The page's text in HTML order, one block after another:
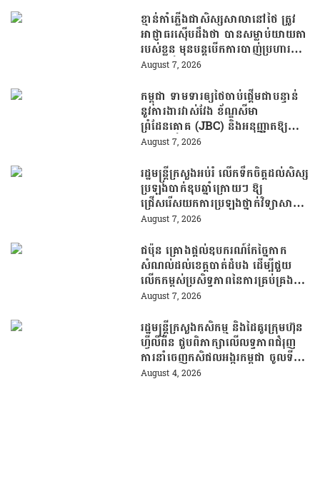
ខ្មាន់កាំភ្លើងជាសិស្សសាលានៅថៃ ត្រូវ
អាជ្ញាធរស៊ើបដឹងថា បានសម្លាប់យាយតា
របស់ខ្លួន មុនបន្តបើកការបាញ់ប្រហារនៅ
សាលារៀន
August 7, 2026
កម្ពុជា ទាមទារឲ្យថៃចាប់ផ្តើមជាបន្ទាន់
នូវការងារវាស់វែង ខ័ណ្ឌសីមា
ព្រំដែនគោគ (JBC) និងអនុញ្ញាតឱ្យ
ពលរដ្ឋភៀសសឹកវិលទៅលំនៅឋានវិញ
August 7, 2026
រដ្ឋមន្រ្តីក្រសួងអប់រំ លើកទឹកចិត្តដល់សិស្ស
ប្រឡងបាក់ឌុបឆ្នាំក្រោយៗ ឱ្យ
ជ្រើសរើសយកការប្រឡងថ្នាក់វិទ្យាសាស្ត្រ
ដើម្បីឆ្លើយតបទៅនឹងតម្រូវការធនធាន
August 7, 2026
ជប៉ុន គ្រោងផ្តល់ឧបករណ៍កែច្នៃកាក
សំណល់ដល់ខេត្តបាត់ដំបង ដើម្បីជួយ
លើកកម្ពស់ប្រសិទ្ធភាពនៃការគ្រប់គ្រង
សំណល់
August 7, 2026
រដ្ឋមន្រ្តីក្រសួងកសិកម្ម និងដៃគូរក្រុមហ៊ុន
ហ្វីលីពីន ជួបពិភាក្សាលើលទ្ធភាពជំរុញ
ការនាំចេញកសិផលអង្ករកម្ពុជា ចូលទី
ផ្សារហ្វីលីពីន
August 4, 2026